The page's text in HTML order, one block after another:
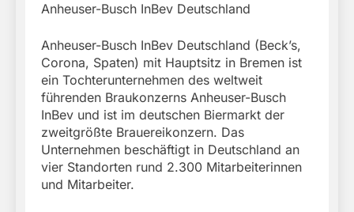
Anheuser-Busch InBev Deutschland
Anheuser-Busch InBev Deutschland (Beck’s,
Corona, Spaten) mit Hauptsitz in Bremen ist
ein Tochterunternehmen des weltweit
führenden Braukonzerns Anheuser-Busch
InBev und ist im deutschen Biermarkt der
zweitgrößte Brauereikonzern. Das
Unternehmen beschäftigt in Deutschland an
vier Standorten rund 2.300 Mitarbeiterinnen
und Mitarbeiter.